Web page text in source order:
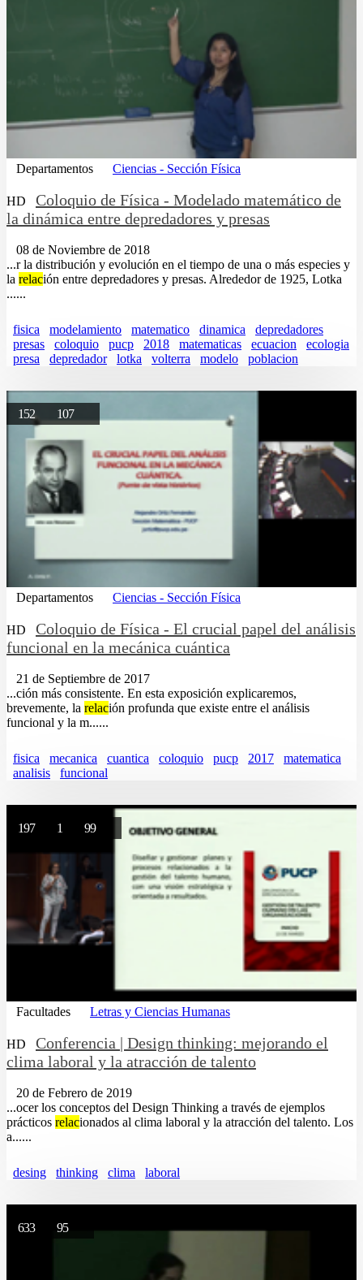
Departamentos Ciencias - Sección Física
HD
Coloquio de Física - Modelado matemático de
la dinámica entre depredadores y presas
08 de Noviembre de 2018
...r la distribución y evolución en el tiempo de una o más especies y
la relación entre depredadores y presas. Alrededor de 1925, Lotka
......
fisica modelamiento matematico dinamica
depredadores
presas
coloquio pucp 2018 matematicas ecuacion
ecologia
presa
depredador lotka volterra modelo poblacion
152 107
Departamentos Ciencias - Sección Física
HD
Coloquio de Física - El crucial papel del análisis
funcional en la mecánica cuántica
21 de Septiembre de 2017
...ción más consistente. En esta exposición explicaremos,
brevemente, la relación profunda que existe entre el análisis
funcional y la m......
fisica mecanica cuantica coloquio pucp 2017
matematica
analisis
funcional
197 1 99
Facultades Letras y Ciencias Humanas
HD
Conferencia | Design thinking: mejorando el
clima laboral y la atracción de talento
20 de Febrero de 2019
...ocer los conceptos del Design Thinking a través de ejemplos
prácticos relacionados al clima laboral y la atracción del talento. Los
a......
desing thinking clima laboral
633 95